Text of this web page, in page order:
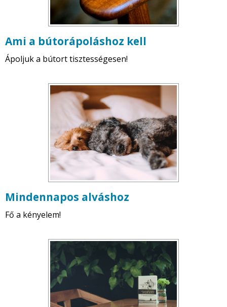
Ami a bútorápoláshoz kell
Ápoljuk a bútort tisztességesen!
Mindennapos alváshoz
Fő a kényelem!